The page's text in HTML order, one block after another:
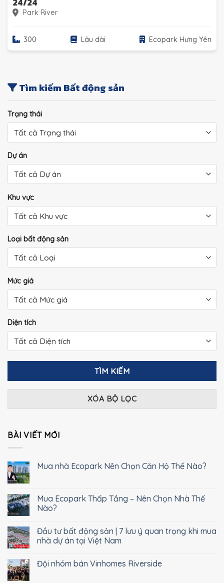
Park River
300 Lâu dài Ecopark Hưng Yên
Tìm kiếm Bất động sản
Trạng thái
Dự án
Khu vực
Loại bất động sản
Mức giá
Diện tích
TÌM KIẾM
XÓA BỘ LỌC
BÀI VIẾT MỚI
Mua nhà Ecopark Nên Chọn Căn Hộ Thế Nào?
Mua Ecopark Thấp Tầng – Nên Chọn Nhà Thế
Nào?
Đầu tư bất động sản | 7 lưu ý quan trọng khi mua
nhà dự án tại Việt Nam
Đội nhóm bán Vinhomes Riverside